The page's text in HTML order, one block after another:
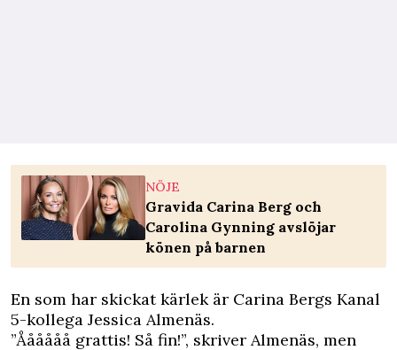
NÖJE
Gravida Carina Berg och
Carolina Gynning avslöjar
könen på barnen
En som har skickat kärlek är Carina Bergs Kanal
5-kollega Jessica Almenäs.
”Åååååå grattis! Så fin!”, skriver Almenäs, men